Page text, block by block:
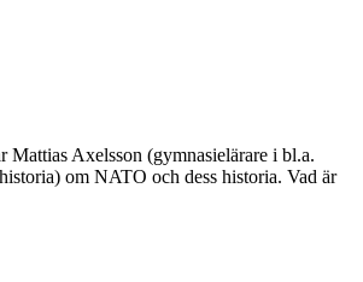
Mattias Axelsson (gymnasielärare i bl.a.
om NATO och dess historia. Vad är